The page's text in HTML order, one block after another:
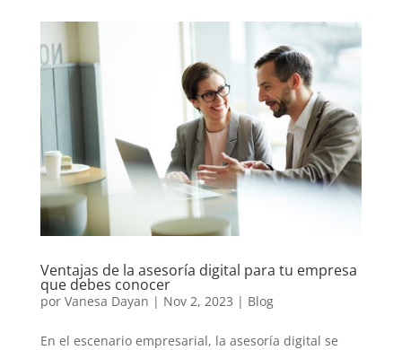
Ventajas de la asesoría digital para tu empresa
que debes conocer
por Vanesa Dayan | Nov 2, 2023 | Blog
En el escenario empresarial, la asesoría digital se